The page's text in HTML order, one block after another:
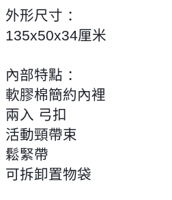
外形尺寸 ：
135x50x34厘米
內部特點 ：
軟膠棉簡約內裡
兩入 弓扣
活動頸帶束
鬆緊帶
可拆卸置物袋